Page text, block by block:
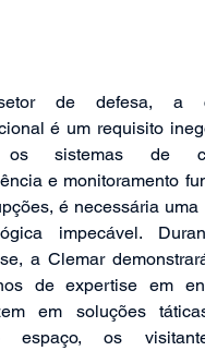
de defesa, a
é um requisito
sistemas de
e monitoramento
é necessária
impecável.
a Clemar
de expertise em
em soluções
espaço, os